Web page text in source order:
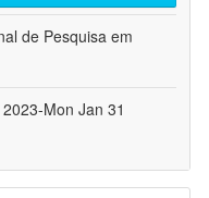
de Pesquisa em
Mon Jan 31